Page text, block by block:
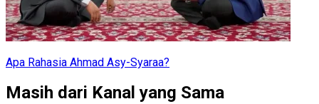
Apa Rahasia Ahmad Asy-Syaraa?
Masih dari Kanal yang Sama